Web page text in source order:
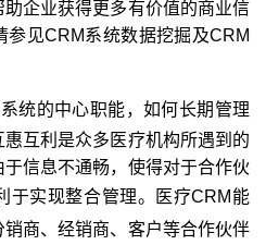
企业获得更多有价值的商业信
参见CRM系统数据挖掘及CRM
系统的中心职能，如何长期管理
互利是众多医疗机构所遇到的
信息不通畅，使得对于合作伙
于实现整合管理。医疗CRM 能
销商、经销商、客户等合作伙伴